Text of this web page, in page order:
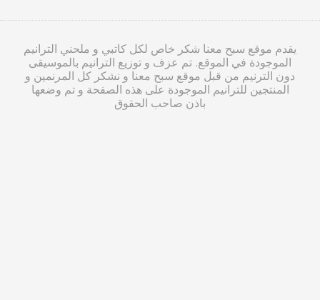
يقدم موقع سبح معنا شكر خاص لكل كاتبي و ملحني الترانيم
الموجودة في الموقع. تم عزف و توزيع الترانيم بالموسيقى
دون الترنيم من قبل موقع سبح معنا و نشكر كل المرنمين و
المنتجين للترانيم الموجودة على هذه الصفحة و تم وضعها
باذن صاحب الحقوق